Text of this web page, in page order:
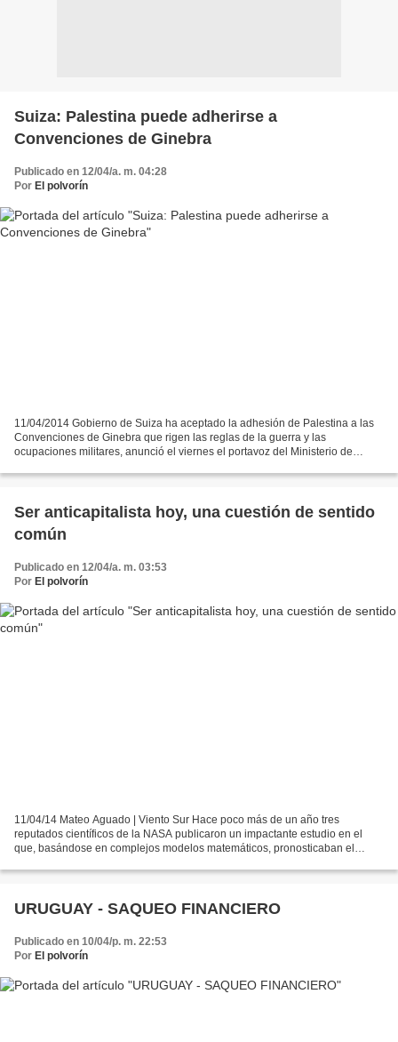
Suiza: Palestina puede adherirse a
Convenciones de Ginebra
Publicado en 12/04/a. m. 04:28
Por El polvorín
11/04/2014 Gobierno de Suiza ha aceptado la adhesión de Palestina a las
Convenciones de Ginebra que rigen las reglas de la guerra y las
ocupaciones militares, anunció el viernes el portavoz del Ministerio de
Ser anticapitalista hoy, una cuestión de sentido
común
Publicado en 12/04/a. m. 03:53
Por El polvorín
11/04/14 Mateo Aguado | Viento Sur Hace poco más de un año tres
reputados científicos de la NASA publicaron un impactante estudio en el
que, basándose en complejos modelos matemáticos, pronosticaban el
URUGUAY - SAQUEO FINANCIERO
Publicado en 10/04/p. m. 22:53
Por El polvorín